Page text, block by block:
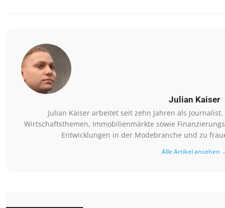
Julian Kaiser
Julian Kaiser arbeitet seit zehn Jahren als
Wirtschaftsthemen, Immobilienmärkte sowie
Entwicklungen in der Modebranche und zu
Alle Artikel ansehen